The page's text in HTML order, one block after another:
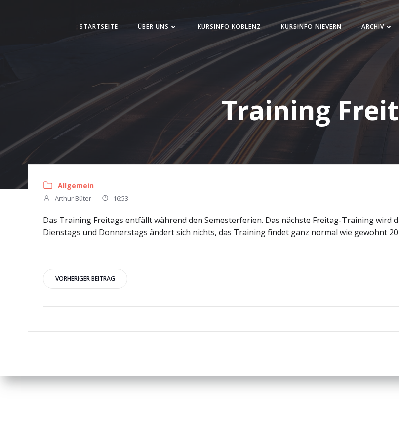
STARTSEITE ÜBER UNS KURSINFO KOBLENZ KURSINFO NIEVERN ARCHIV
Training
Allgemein
Arthur Büter - 16:53
Das Training Freitags entfällt während den Semesterferien. Das nächste Freitag-Training wird
Dienstags und Donnerstags ändert sich nichts, das Training findet ganz normal wie gewohnt
Beitragsnavigation
VORHERIGER BEITRAG